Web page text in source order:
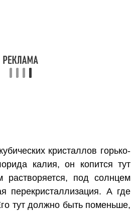
кристаллов горько-
калия, он копится тут
под солнцем
перекристаллизация. А где
тут должно быть поменьше,